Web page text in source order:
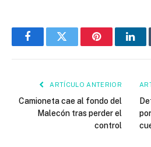
FacebookTwitter Pinterest
ARTÍCULO ANTERIOR
Camioneta cae al fondo del
Malecón tras perder el
control